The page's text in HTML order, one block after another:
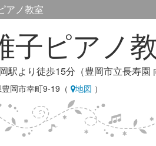
アノ教室
子ピアノ
より徒歩15分（豊岡市立長寿園
岡市幸町9-19（ 地図 ）